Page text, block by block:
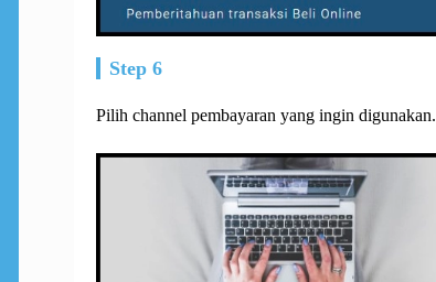
Step 6
Pilih channel pembayaran yang ingin digunakan.